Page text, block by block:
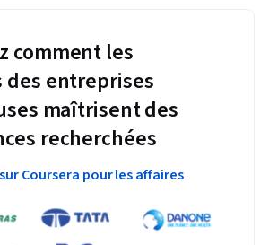
comment les
des entreprises
maîtrisent des
recherchées
Coursera pour les affaires